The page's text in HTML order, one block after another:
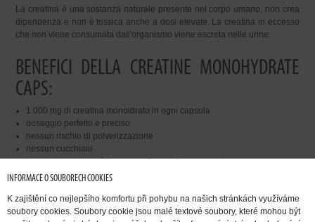
La creatina è una sostanza naturale presente nel corpo umano, non crea
dipendenza e non è tossica anche a dosi elevate. La creatina in eccesso
che non viene consumata dall'organismo viene escreta nelle urine.
BENEFICI DELLA CREATINE MONOHYDRATE
CAPS:
1.000 mg di creatina monoidrato in ogni capsula
dosaggio perfetto e preciso
nessun rischio di polverizzazione
nessun cucchiaio
basta portare con sé il numero di capsule necessario
DOSAGGIO CONSIGLIATO:
assumere 5 capsule al giorno
INFORMACE O SOUBORECH COOKIES
K zajištění co nejlepšího komfortu při pohybu na našich stránkách využíváme
soubory cookies. Soubory cookie jsou malé textové soubory, které mohou být